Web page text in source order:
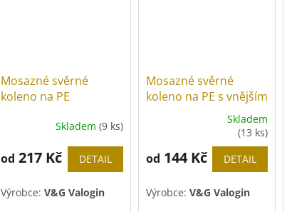
Mosazné svěrné
koleno na PE
Skladem (9 ks)
od 217 Kč DETAIL
Výrobce:V&G Valogin
Mosazné svěrné
koleno na PE s vnějším
produktu
z
Skladem
(13 ks)
od 144 Kč DETAIL
Výrobce: V&G Valogin